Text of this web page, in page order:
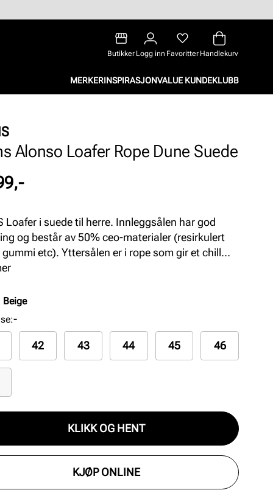
Butikker Logg inn Favoritter Handlekurv
MERKERINSPIRASJONVALUE KUNDEKLUBB
Alonso Loafer Rope Dune Suede
Loafer i suede til herre. Innleggsålen har god
og består av 50% ceo-materialer (resirkulert
etc). Yttersålen er i rope som gir et chill
Beige
:-
42 43 44 45 46
KLIKK OG HENT
KJØP ONLINE